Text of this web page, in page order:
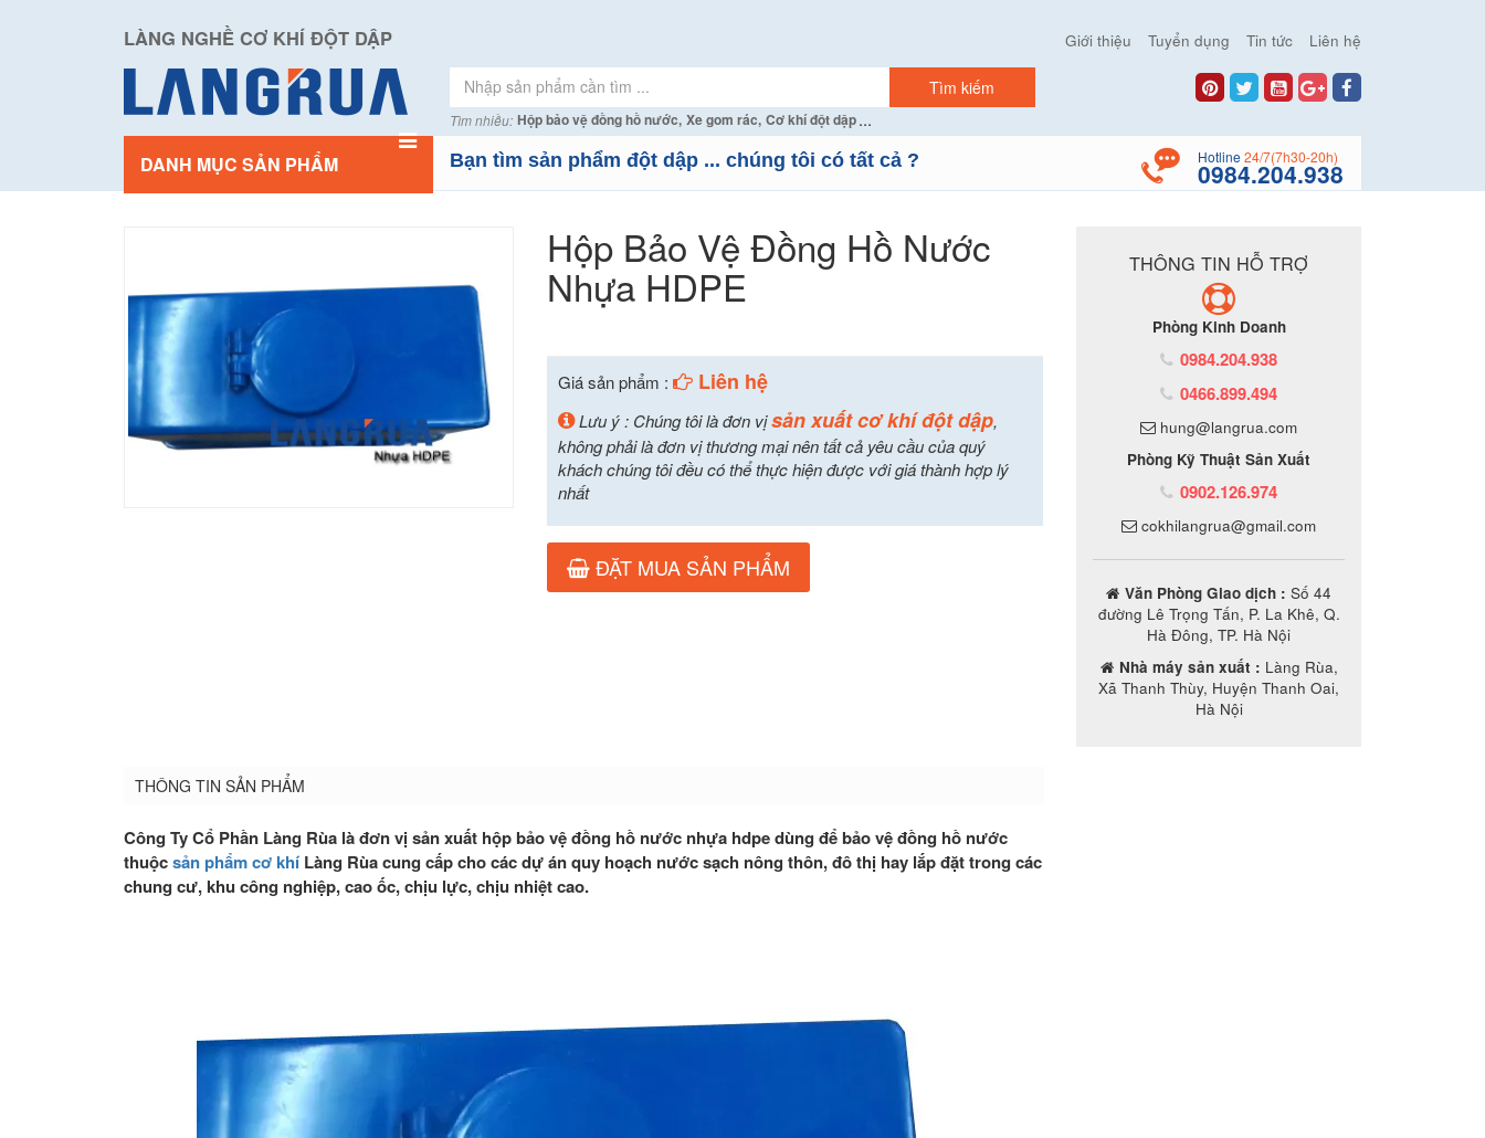
LÀNG NGHỀ CƠ KHÍ ĐỘT DẬP Giới thiệu Tuyển dụng Tin tức Liên hệ
Tìm nhiều: Hộp bảo vệ đồng hồ nước, Xe gom rác, Cơ khí đột dập...
DANH MỤC SẢN PHẨM Bạn tìm sản phẩm đột dập ... chúng tôi có tất cả ? Hotline 24/7(7h30-20h)
0984.204.938
Hộp Bảo Vệ Đồng Hồ Nước
Nhựa HDPE
Giá sản phẩm : Liên hệ
Lưu ý : Chúng tôi là đơn vịsản xuất cơ khí đột dập,
không phải là đơn vị thương mại nên tất cả yêu cầu của quý
khách chúng tôi đều có thể thực hiện được với giá thành hợp lý
nhất
ĐẶT MUA SẢN PHẨM
THÔNG TIN HỖ TRỢ
Phòng Kinh Doanh
0984.204.938
0466.899.494
hung@langrua.com
Phòng Kỹ Thuật Sản Xuất
0902.126.974
cokhilangrua@gmail.com
Văn Phòng Giao dịch : Số 44
đường Lê Trọng Tấn, P. La Khê, Q.
Hà Đông, TP. Hà Nội
Nhà máy sản xuất : Làng Rùa,
Xã Thanh Thùy, Huyện Thanh Oai,
Hà Nội
THÔNG TIN SẢN PHẨM
Công Ty Cổ Phần Làng Rùa là đơn vị sản xuất hộp bảo vệ đồng hồ nước nhựa hdpe dùng để bảo vệ đồng hồ nước
thuộcsản phẩm cơ khí Làng Rùa cung cấp cho các dự án quy hoạch nước sạch nông thôn, đô thị hay lắp đặt trong các
chung cư, khu công nghiệp, cao ốc, chịu lực, chịu nhiệt cao.